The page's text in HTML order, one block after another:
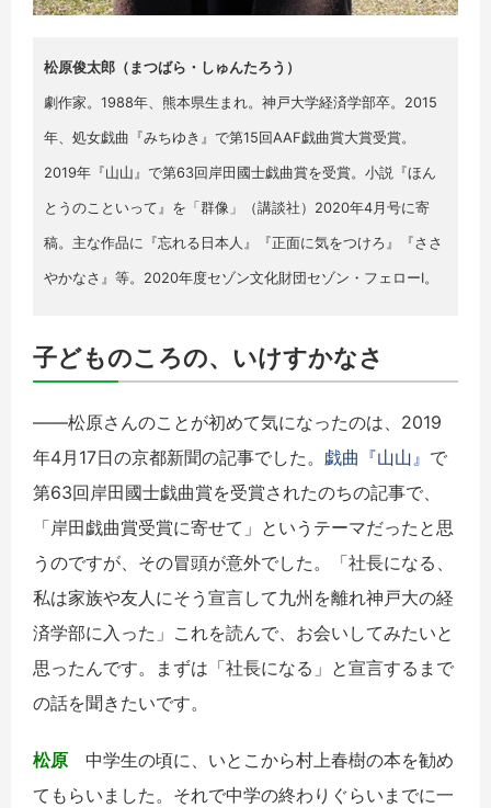
松原俊太郎（まつばら・しゅんたろう）
劇作家。1988年、熊本県生まれ。神戸大学経済学部卒。2015
年、処女戯曲『みちゆき』で第15回AAF戯曲賞大賞受賞。
2019年『山山』で第63回岸田國士戯曲賞を受賞。小説『ほん
とうのこといって』を「群像」（講談社）2020年4月号に寄
稿。主な作品に『忘れる日本人』『正面に気をつけろ』『ささ
やかなさ』等。2020年度セゾン文化財団セゾン・フェローⅠ。
子どものころの、いけすかなさ
――松原さんのことが初めて気になったのは、2019
年4月17日の京都新聞の記事でした。 戯曲『山山』 で
第63回岸田國士戯曲賞を受賞されたのちの記事で、
「岸田戯曲賞受賞に寄せて」というテーマだったと思
うのですが、その冒頭が意外でした。「社長になる、
私は家族や友人にそう宣言して九州を離れ神戸大の経
済学部に入った」これを読んで、お会いしてみたいと
思ったんです。まずは「社長になる」と宣言するまで
の話を聞きたいです。
松原 中学生の頃に、いとこから村上春樹の本を勧め
てもらいました。それで中学の終わりぐらいまでに一